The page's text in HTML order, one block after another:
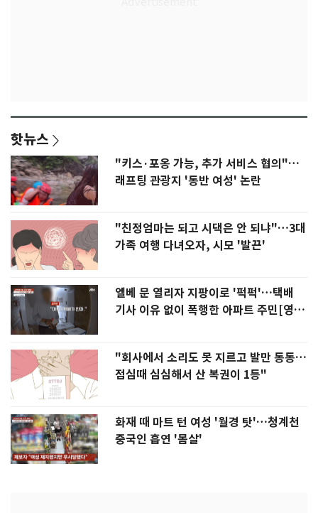
핫뉴스
"키스·포옹 가능, 추가 서비스 협의"…
래프팅 관광지 '동반 여성' 논란
"친정엄마는 되고 시댁은 안 되냐"…3대
가족 여행 다녀오자, 시모 '발끈'
엘베 문 열리자 지팡이로 '퍽퍽'…택배
기사 이유 없이 폭행한 아파트 주민[영
"회사에서 소리도 못 지르고 발만 동동…
점심때 심심해서 산 복권이 1등"
화재 때 마트 턴 여성 '월경 탓'…청계천
중국인 흡연 '몸살'